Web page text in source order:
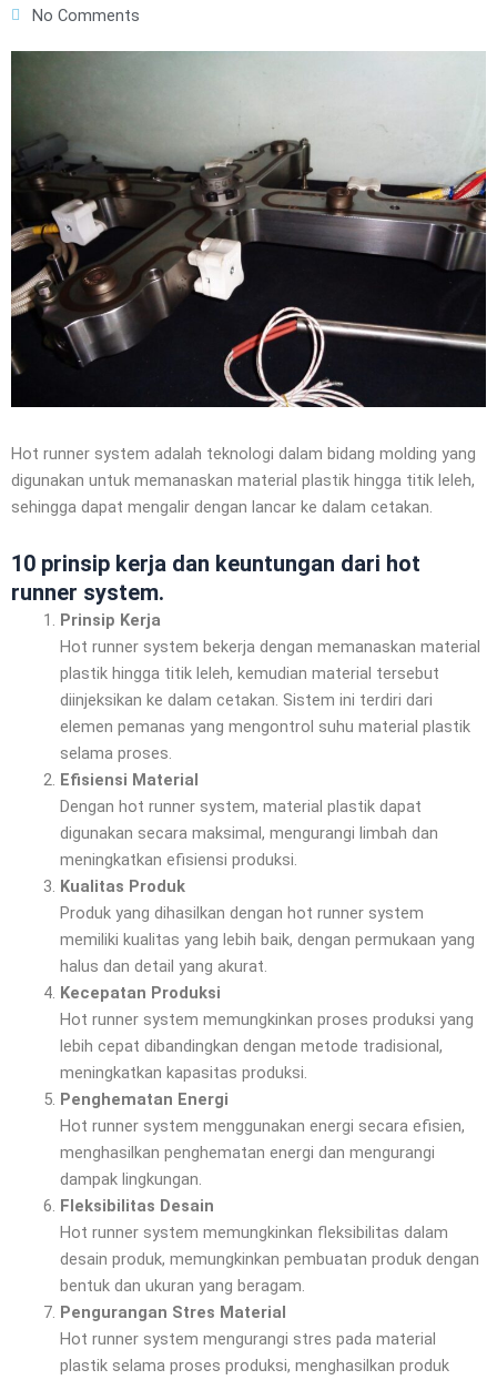
No Comments
Hot runner system adalah teknologi dalam bidang molding yang
digunakan untuk memanaskan material plastik hingga titik leleh,
sehingga dapat mengalir dengan lancar ke dalam cetakan.
10 prinsip kerja dan keuntungan dari hot
runner system.
Prinsip Kerja
Hot runner system bekerja dengan memanaskan material
plastik hingga titik leleh, kemudian material tersebut
diinjeksikan ke dalam cetakan. Sistem ini terdiri dari
elemen pemanas yang mengontrol suhu material plastik
selama proses.
Efisiensi Material
Dengan hot runner system, material plastik dapat
digunakan secara maksimal, mengurangi limbah dan
meningkatkan efisiensi produksi.
Kualitas Produk
Produk yang dihasilkan dengan hot runner system
memiliki kualitas yang lebih baik, dengan permukaan yang
halus dan detail yang akurat.
Kecepatan Produksi
Hot runner system memungkinkan proses produksi yang
lebih cepat dibandingkan dengan metode tradisional,
meningkatkan kapasitas produksi.
Penghematan Energi
Hot runner system menggunakan energi secara efisien,
menghasilkan penghematan energi dan mengurangi
dampak lingkungan.
Fleksibilitas Desain
Hot runner system memungkinkan fleksibilitas dalam
desain produk, memungkinkan pembuatan produk dengan
bentuk dan ukuran yang beragam.
Pengurangan Stres Material
Hot runner system mengurangi stres pada material
plastik selama proses produksi, menghasilkan produk